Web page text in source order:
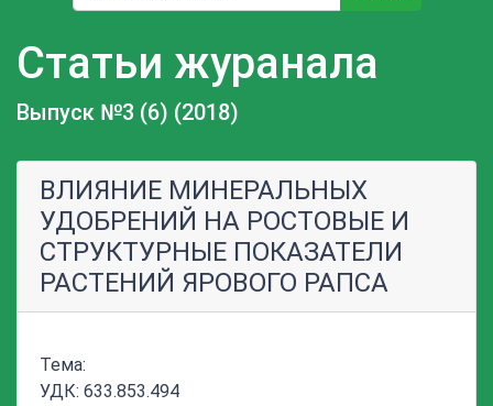
Статьи журанала
Выпуск №3 (6) (2018)
ВЛИЯНИЕ МИНЕРАЛЬНЫХ
УДОБРЕНИЙ НА РОСТОВЫЕ И
СТРУКТУРНЫЕ ПОКАЗАТЕЛИ
РАСТЕНИЙ ЯРОВОГО РАПСА
Тема:
УДК: 633.853.494